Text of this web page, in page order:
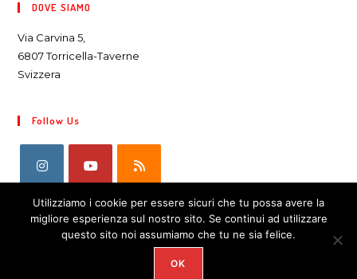
DOVE SIAMO
Via Carvina 5,
6807 Torricella-Taverne
Svizzera
Follow Us
Utilizziamo i cookie per essere sicuri che tu possa avere la
migliore esperienza sul nostro sito. Se continui ad utilizzare
questo sito noi assumiamo che tu ne sia felice.
OK